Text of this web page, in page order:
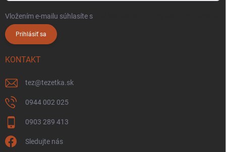
Vložením e-mailu súhlasíte s
Prihlásiť sa
KONTAKT
tez@tezetka.sk
0944 002 025
0903 289 413
Sledujte nás